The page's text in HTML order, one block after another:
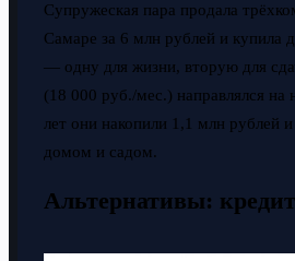
Супружеская пара продала
Самаре за 6 млн рублей и купила
— одну для жизни, вторую для
(18 000 руб./мес.) направлялся на
лет они накопили 1,1 млн рублей
домом и садом.
Альтернативы: